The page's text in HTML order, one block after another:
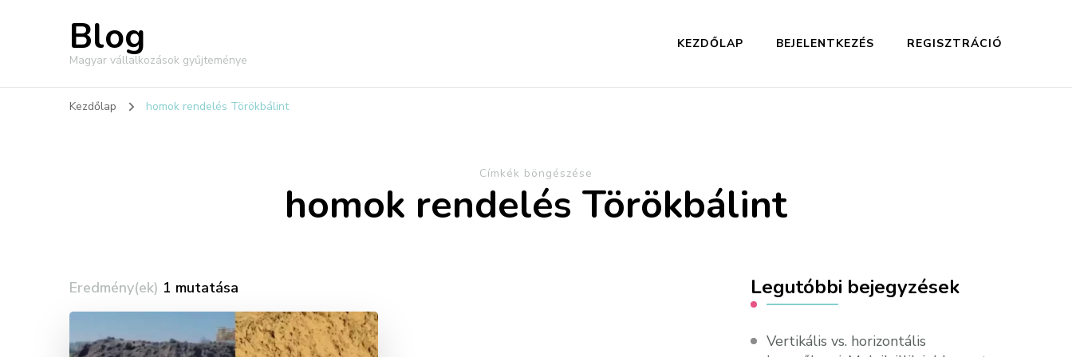
Blog
Magyar vállalkozások gyűjteménye
KEZDŐLAP BEJELENTKEZÉS REGISZTRÁCIÓ
Kezdőlap homok rendelés Törökbálint
Címkék böngészése
homok rendelés Törökbálint
Eredmény(ek) 1 mutatása Legutóbbi bejegyzések
Vertikális vs. horizontális